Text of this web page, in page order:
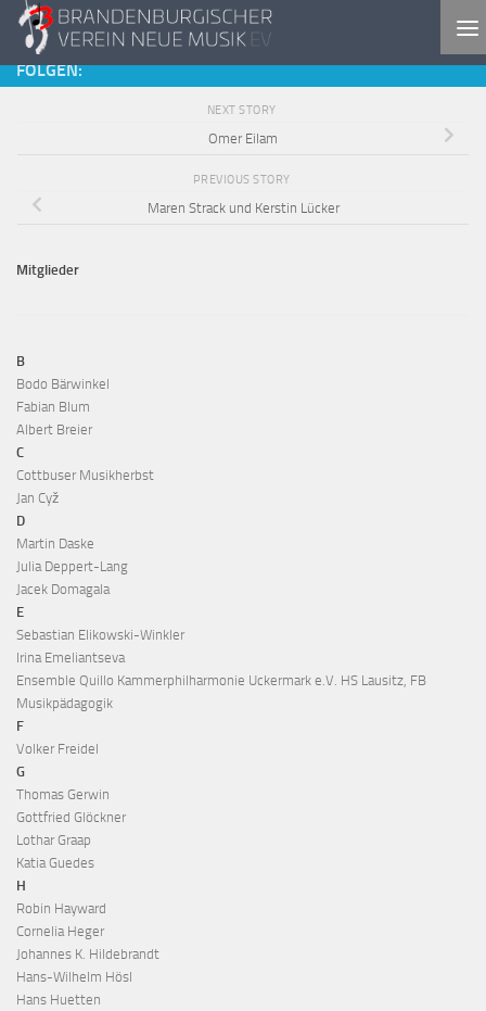
Skip to content
FOLGEN:
NEXT STORY
Omer Eilam
PREVIOUS STORY
Maren Strack und Kerstin Lücker
Mitglieder
B
Bodo Bärwinkel
Fabian Blum
Albert Breier
C
Cottbuser Musikherbst
Jan Cyž
D
Martin Daske
Julia Deppert-Lang
Jacek Domagala
E
Sebastian Elikowski-Winkler
Irina Emeliantseva
Ensemble Quillo Kammerphilharmonie Uckermark e.V. HS Lausitz, FB
Musikpädagogik
F
Volker Freidel
G
Thomas Gerwin
Gottfried Glöckner
Lothar Graap
Katia Guedes
H
Robin Hayward
Cornelia Heger
Johannes K. Hildebrandt
Hans-Wilhelm Hösl
Hans Huetten